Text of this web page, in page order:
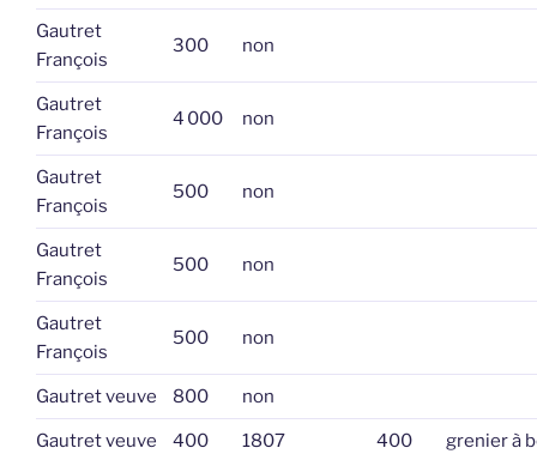
Gautret
François
300 non
Gautret
François
4 000 non
Gautret
François
500 non
Gautret
François
500 non
Gautret
François
500 non
Gautret veuve 800 non
Gautret veuve 400 1807 400 grenier à